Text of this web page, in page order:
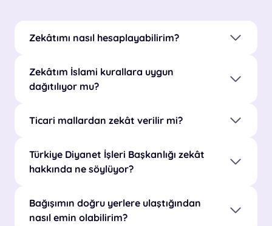
Zekâtımı nasıl hesaplayabilirim?
Zekâtım İslami kurallara uygun
dağıtılıyor mu?
Ticari mallardan zekât verilir mi?
Türkiye Diyanet İşleri Başkanlığı zekât
hakkında ne söylüyor?
Bağışımın doğru yerlere ulaştığından
nasıl emin olabilirim?